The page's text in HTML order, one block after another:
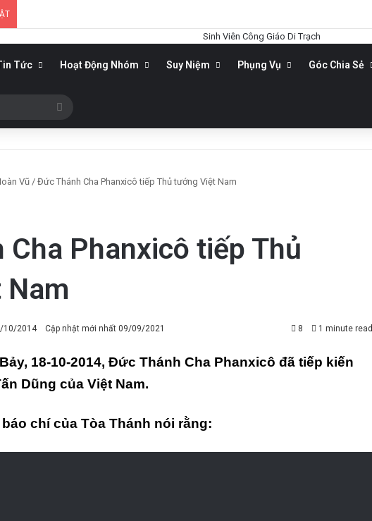
Tức Hoạt Động Nhóm Suy Niệm Phụng Vụ Góc Chia Sẻ
Tìm
kiếm
Vũ / Đức Thánh Cha Phanxicô tiếp Thủ tướng Việt Nam
Phanxicô tiếp Thủ
10/2014 Cập nhật mới nhất 09/09/2021 8 1 minute read
18-10-2014, Đức Thánh Cha Phanxicô đã tiếp kiến
Dũng của Việt Nam.
chí của Tòa Thánh nói rằng: